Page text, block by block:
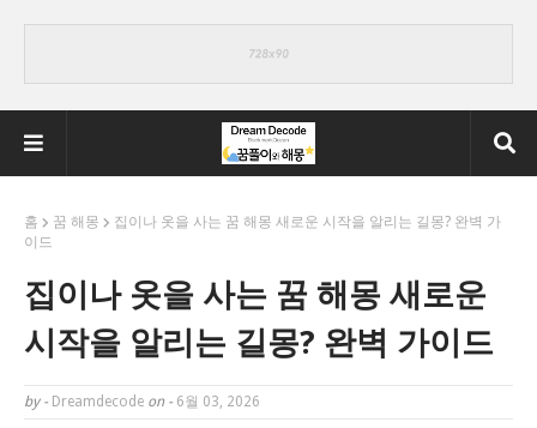
홈 꿈 해몽
집이나 옷을 사는 꿈 해몽 새로운 시작을 알리는 길몽? 완벽 가
이드
집이나 옷을 사는 꿈 해몽 새로운
시작을 알리는 길몽? 완벽 가이드
by - Dreamdecode on - 6월 03, 2026